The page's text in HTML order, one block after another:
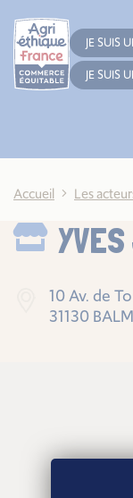
JE SUIS
JE SUIS
Accueil Les
10 Av. de
31130